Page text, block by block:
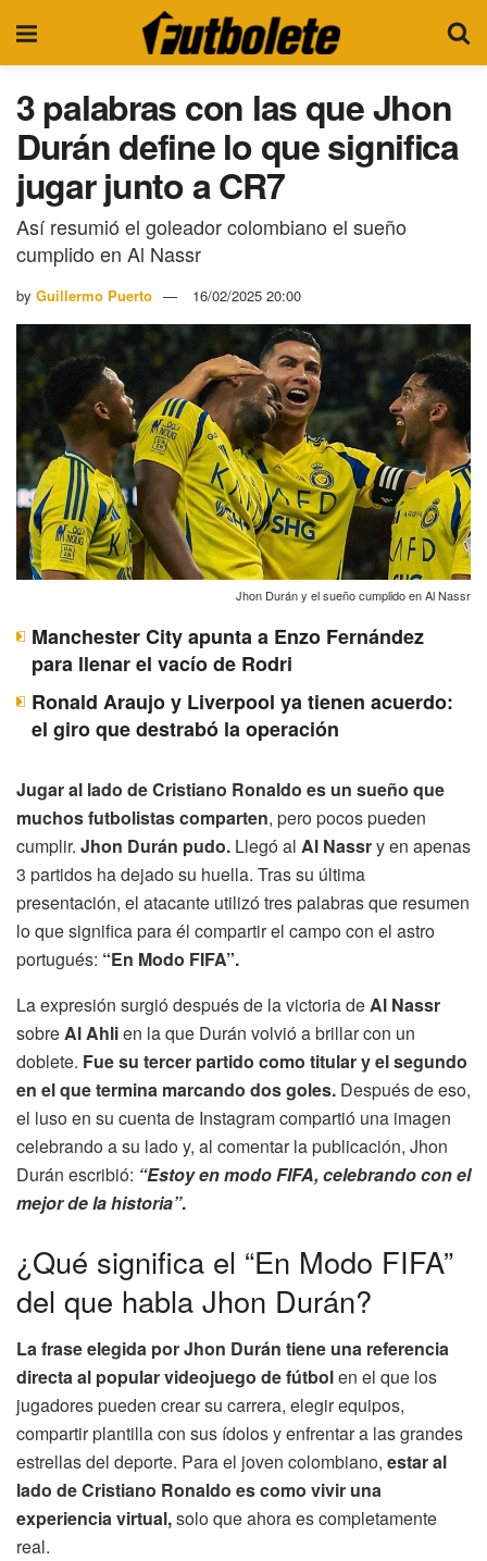
3 palabras con las que Jhon
Durán define lo que significa
jugar junto a CR7
Así resumió el goleador colombiano el sueño
cumplido en Al Nassr
by Guillermo Puerto 16/02/2025 20:00
Jhon Durán y el sueño cumplido en Al Nassr
Manchester City apunta a Enzo Fernández
para llenar el vacío de Rodri
Ronald Araujo y Liverpool ya tienen acuerdo:
el giro que destrabó la operación
Jugar al lado de Cristiano Ronaldo es un sueño que
muchos futbolistas comparten, pero pocos pueden
cumplir. Jhon Durán pudo. Llegó al Al Nassry en apenas
3 partidos ha dejado su huella. Tras su última
presentación, el atacante utilizó tres palabras que resumen
lo que significa para él compartir el campo con el astro
portugués: “En Modo FIFA”.
La expresión surgió después de la victoria deAl Nassr
sobreAl Ahlien la que Durán volvió a brillar con un
doblete. Fue su tercer partido como titular y el segundo
en el que termina marcando dos goles. Después de eso,
el luso en su cuenta de Instagram compartió una imagen
celebrando a su lado y, al comentar la publicación, Jhon
Durán escribió: “Estoy en modo FIFA, celebrando con el
mejor de la historia”.
¿Qué significa el “En Modo FIFA”
del que habla Jhon Durán?
La frase elegida por Jhon Durán tiene una referencia
directa al popular videojuego de fútbolen el que los
jugadores pueden crear su carrera, elegir equipos,
compartir plantilla con sus ídolos y enfrentar a las grandes
estrellas del deporte. Para el joven colombiano, estar al
lado de Cristiano Ronaldo es como vivir una
experiencia virtual,solo que ahora es completamente
real.